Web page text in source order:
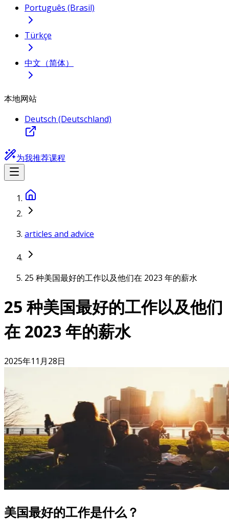
Português (Brasil)
Türkçe
中文（简体）
本地网站
Deutsch (Deutschland)
为我推荐课程
articles and advice
25 种美国最好的工作以及他们在 2023 年的薪水
25 种美国最好的工作以及他们
在 2023 年的薪水
2025年11月28日
美国最好的工作是什么？